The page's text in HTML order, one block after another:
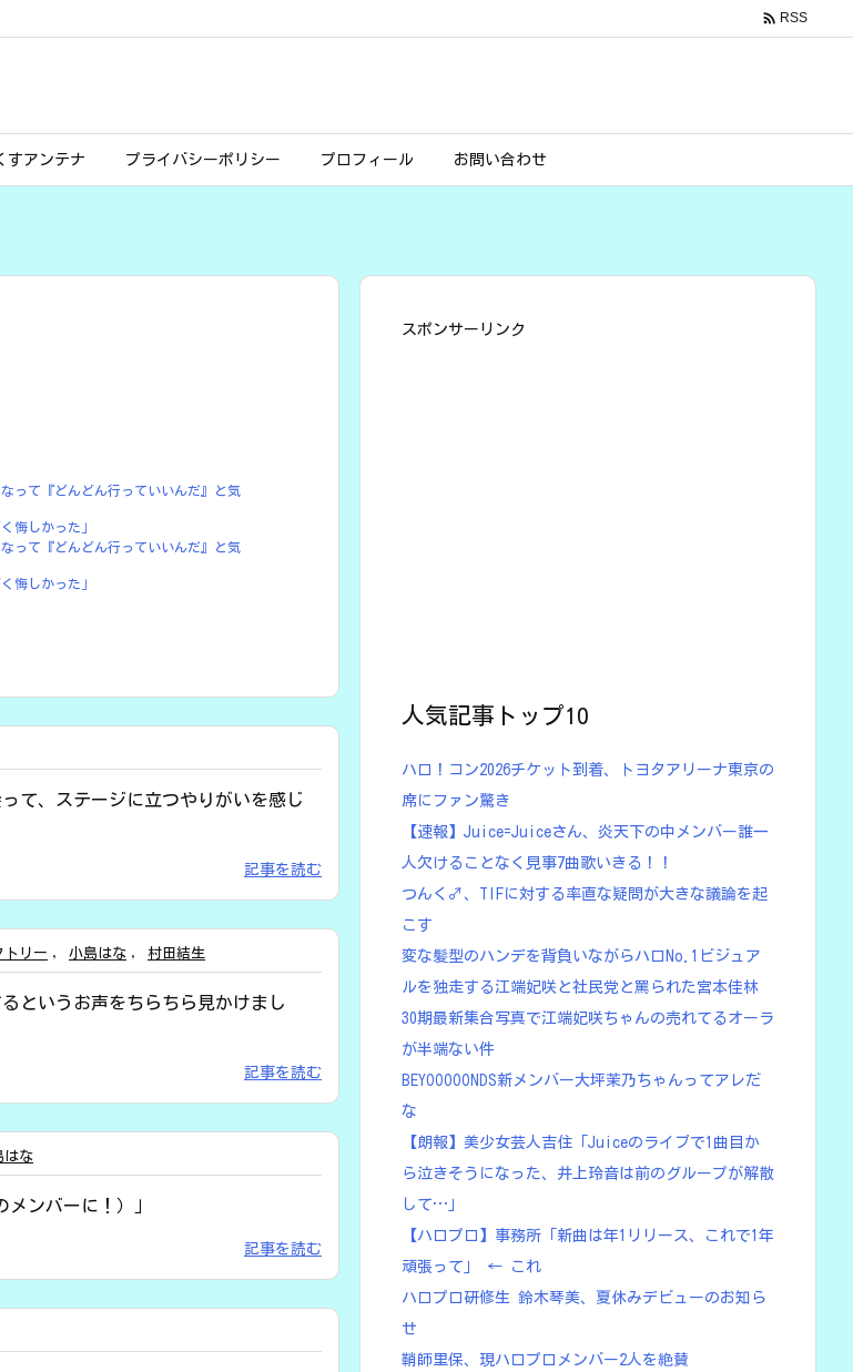
すアンテナ プライバシーポリシー プロフィール お問い合わせ
 RSS
って『どんどん行っていいんだ』と気
悔しかった」
って『どんどん行っていいんだ』と気
悔しかった」
て、ステージに立つやりがいを感じ
記事を読む
トリー , 小島はな , 村田結生
というお声をちらちら見かけまし
記事を読む
はな
ンバーに！）」
記事を読む
スポンサーリンク
人気記事トップ10
ハロ！コン2026チケット到着、トヨタアリーナ東京の
席にファン驚き
【速報】Juice=Juiceさん、炎天下の中メンバー誰一
人欠けることなく見事7曲歌いきる！！
つんく♂、TIFに対する率直な疑問が大きな議論を起
こす
変な髪型のハンデを背負いながらハロNo.1ビジュア
ルを独走する江端妃咲と社民党と罵られた宮本佳林
30期最新集合写真で江端妃咲ちゃんの売れてるオーラ
が半端ない件
BEYOOOOONDS新メンバー大坪茉乃ちゃんってアレだ
な
【朗報】美少女芸人吉住「Juiceのライブで1曲目か
ら泣きそうになった、井上玲音は前のグループが解散
して…」
【ハロプロ】事務所「新曲は年1リリース、これで1年
頑張って」 ← これ
ハロプロ研修生 鈴木琴美、夏休みデビューのお知ら
せ
鞘師里保、現ハロプロメンバー2人を絶賛